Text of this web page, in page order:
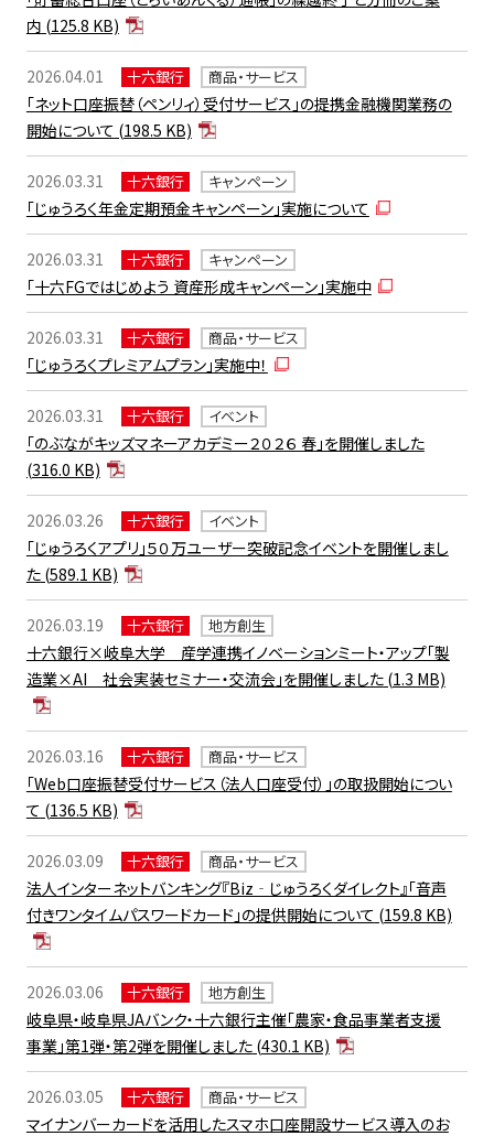
内 (125.8 KB)
2026.04.01 十六銀行 商品・サービス
「ネット口座振替（ペンリィ）受付サービス」の提携金融機関業務の
開始について (198.5 KB)
2026.03.31 十六銀行 キャンペーン
「じゅうろく年金定期預金キャンペーン」実施について
2026.03.31 十六銀行 キャンペーン
「十六FGではじめよう 資産形成キャンペーン」実施中
2026.03.31 十六銀行 商品・サービス
「じゅうろくプレミアムプラン」実施中！
2026.03.31 十六銀行 イベント
「のぶながキッズマネーアカデミー２０２６ 春」を開催しました
(316.0 KB)
2026.03.26 十六銀行 イベント
「じゅうろくアプリ」５０万ユーザー突破記念イベントを開催しまし
た(589.1 KB)
2026.03.19 十六銀行 地方創生
十六銀行×岐阜大学 産学連携イノベーションミート・アップ「製
造業×AI 社会実装セミナー・交流会」を開催しました(1.3 MB)
2026.03.16 十六銀行 商品・サービス
「Web口座振替受付サービス（法人口座受付）」の取扱開始につい
て (136.5 KB)
2026.03.09 十六銀行 商品・サービス
法人インターネットバンキング『Biz‐じゅうろくダイレクト』「音声
付きワンタイムパスワードカード」の提供開始について (159.8 KB)
2026.03.06 十六銀行 地方創生
岐阜県・岐阜県JAバンク・十六銀行主催「農家・食品事業者支援
事業」第1弾・第2弾を開催しました(430.1 KB)
2026.03.05 十六銀行 商品・サービス
マイナンバーカードを活用したスマホ口座開設サービス導入のお